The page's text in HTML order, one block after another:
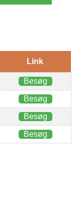
Link
Besøg
Besøg
Besøg
Besøg